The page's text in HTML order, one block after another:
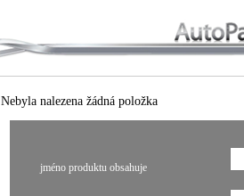
Nebyla nalezena žádná položka
jméno produktu obsahuje